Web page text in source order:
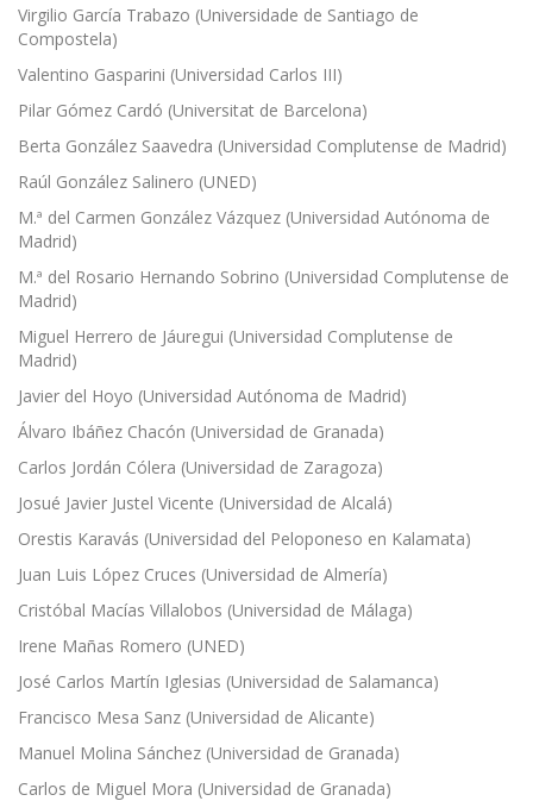
Virgilio García Trabazo (Universidade de Santiago de
Compostela)
Valentino Gasparini (Universidad Carlos III)
Pilar Gómez Cardó (Universitat de Barcelona)
Berta González Saavedra (Universidad Complutense de Madrid)
Raúl González Salinero (UNED)
M.ª del Carmen González Vázquez (Universidad Autónoma de
Madrid)
M.ª del Rosario Hernando Sobrino (Universidad Complutense de
Madrid)
Miguel Herrero de Jáuregui (Universidad Complutense de
Madrid)
Javier del Hoyo (Universidad Autónoma de Madrid)
Álvaro Ibáñez Chacón (Universidad de Granada)
Carlos Jordán Cólera (Universidad de Zaragoza)
Josué Javier Justel Vicente (Universidad de Alcalá)
Orestis Karavás (Universidad del Peloponeso en Kalamata)
Juan Luis López Cruces (Universidad de Almería)
Cristóbal Macías Villalobos (Universidad de Málaga)
Irene Mañas Romero (UNED)
José Carlos Martín Iglesias (Universidad de Salamanca)
Francisco Mesa Sanz (Universidad de Alicante)
Manuel Molina Sánchez (Universidad de Granada)
Carlos de Miguel Mora (Universidad de Granada)